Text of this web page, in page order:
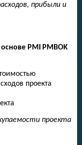
прибыли и
PMI
PMBOK
проекта
проекта